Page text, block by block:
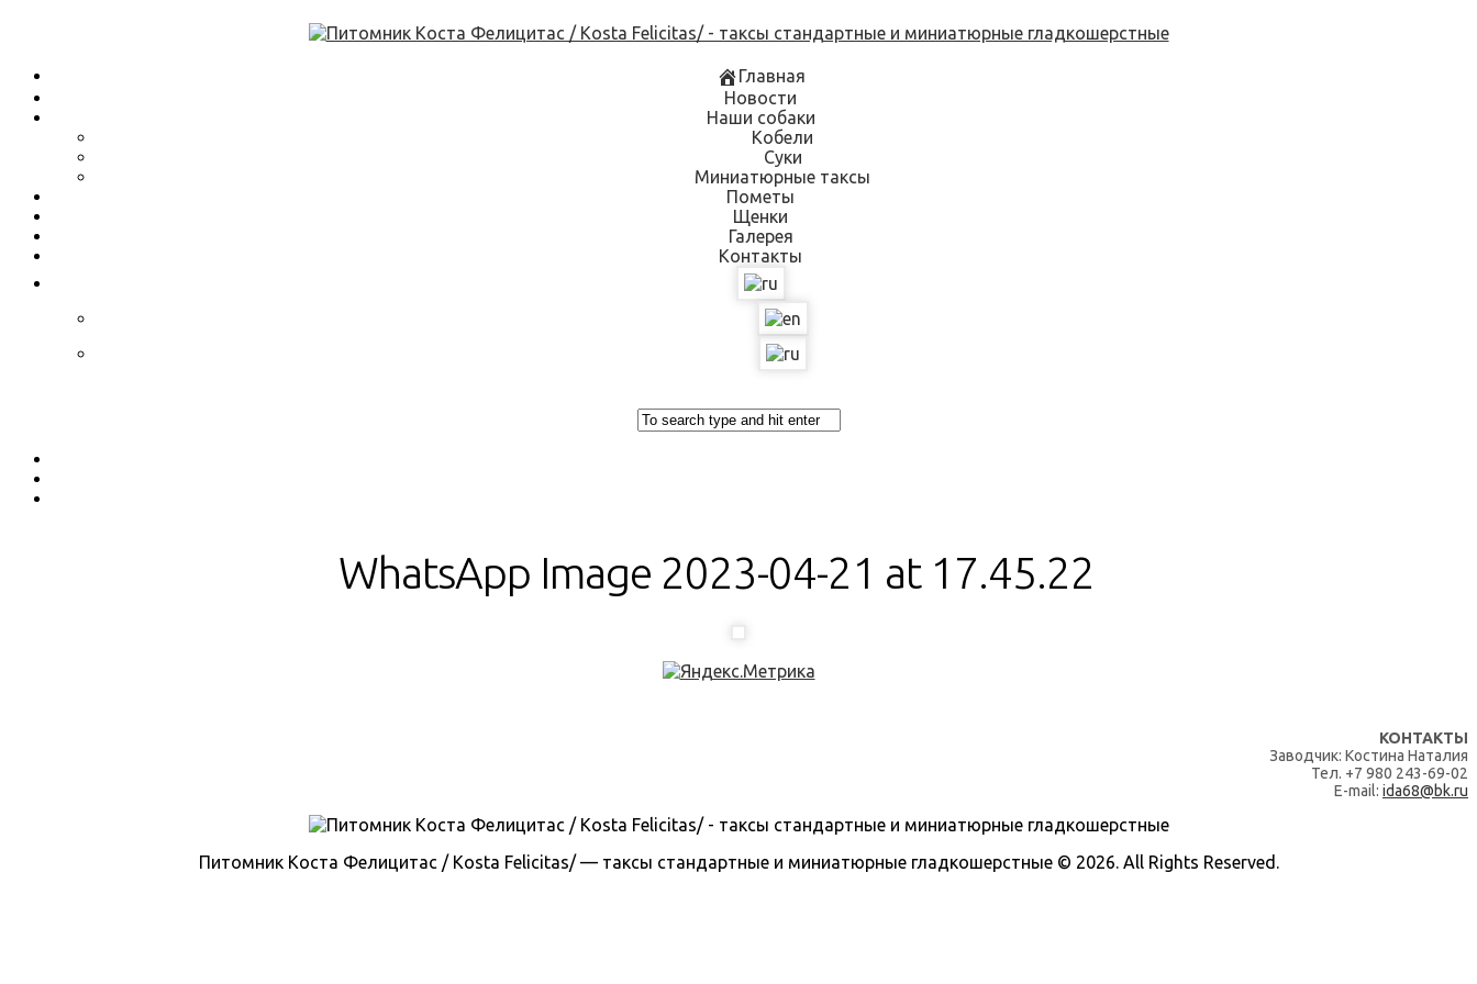
Skip
to
content
Главная
Новости
Наши собаки
Кобели
Суки
Миниатюрные таксы
Пометы
Щенки
Галерея
Контакты
WhatsApp Image 2023-04-21 at 17.45.22
КОНТАКТЫ
Заводчик: Костина Наталия
Тел. +7 980 243-69-02
E-mail: ida68@bk.ru
Питомник Коста Фелицитас / Kosta Felicitas/ — таксы стандартные и миниатюрные гладкошерстные © 2026. All Rights Reserved.